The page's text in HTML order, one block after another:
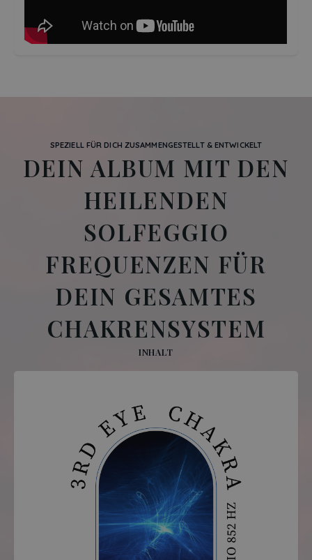
SPEZIELL FÜR DICH ZUSAMMENGESTELLT & ENTWICKELT
DEIN ALBUM MIT DEN
HEILENDEN
SOLFEGGIO
FREQUENZEN FÜR
DEIN GESAMTES
CHAKRENSYSTEM
INHALT